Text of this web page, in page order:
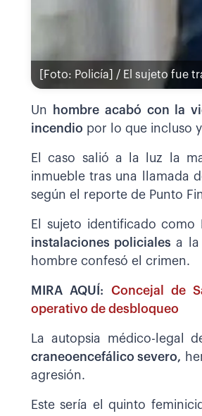
[Foto: Policía] / El sujeto fue
Un hombre acabó con la
incendio por lo que incluso
El caso salió a la luz la
inmueble tras una llamada
según el reporte de Punto
El sujeto identificado como
instalaciones policiales a la
hombre confesó el crimen.
MIRA AQUÍ: Concejal de
operativo de desbloqueo
La autopsia médico-legal
craneoencefálico severo,
agresión.
Este sería el quinto